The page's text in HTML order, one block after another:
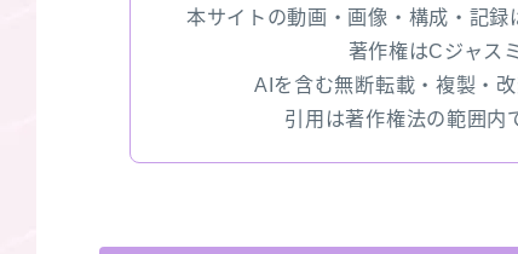
本サイトの動画・画像・構成・記
著作権はCジャス
AIを含む無断転載・複製・
引用は著作権法の範囲内